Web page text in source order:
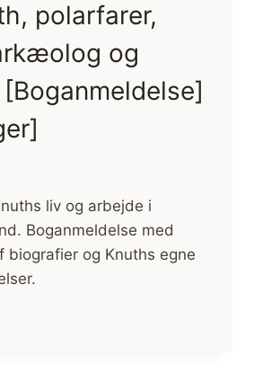
polarfarer,
og
liv og arbejde i
Boganmeldelse med
biografier og Knuths egne